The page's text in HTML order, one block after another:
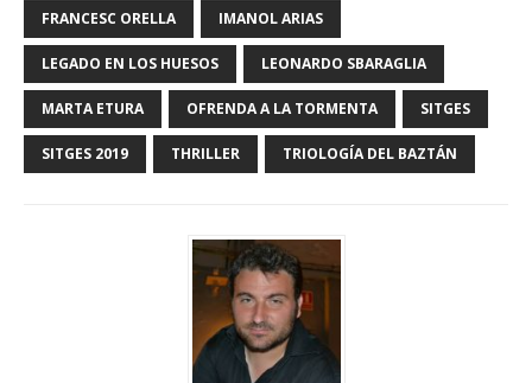
FRANCESC ORELLA IMANOL ARIAS
LEGADO EN LOS HUESOS LEONARDO SBARAGLIA
MARTA ETURA OFRENDA A LA TORMENTA SITGES
SITGES 2019 THRILLER TRIOLOGÍA DEL BAZTÁN